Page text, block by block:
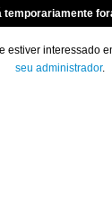
temporariamente
estiver interessado
seu administrador.